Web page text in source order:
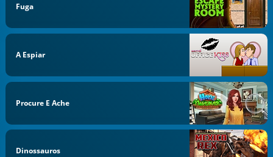
Fuga
A Espiar
Procure E Ache
Dinossauros